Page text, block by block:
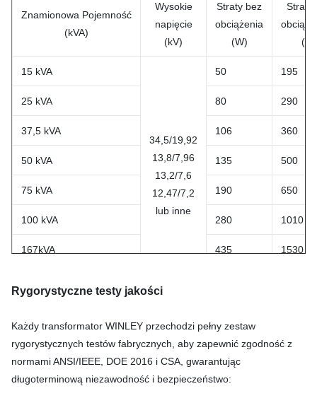
Znamionowa Pojemność
(kVA)
Wysokie
napięcie
(kV)
Straty bez
obciążenia
(W)
Straty
(W)
15 kVA
34,5/19,92
13,8/7,96
13,2/7,6
12,47/7,2
lub inne
50 195
25 kVA 80 290
37,5 kVA 106 360
50 kVA 135 500
75 kVA 190 650
100 kVA 280 1010
167kVA 435 1530
Rygorystyczne testy jakości
Każdy transformator WINLEY przechodzi pełny zestaw
rygorystycznych testów fabrycznych, aby zapewnić zgodność z
normami ANSI/IEEE, DOE 2016 i CSA, gwarantując
długoterminową niezawodność i bezpieczeństwo: